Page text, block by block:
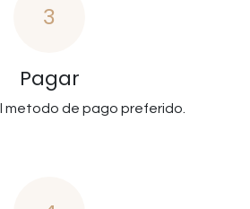
3
Pagar
metodo de pago preferido.